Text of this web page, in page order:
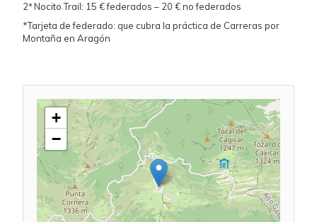
2ª Nocito Trail: 15 € federados – 20 € no federados
*Tarjeta de federado: que cubra la práctica de Carreras por
Montaña en Aragón
+
−